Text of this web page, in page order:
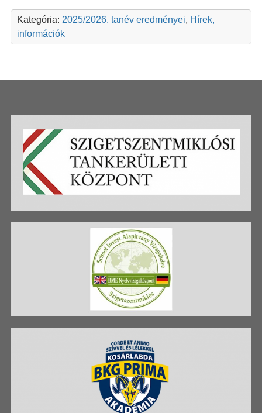
Kategória: 2025/2026. tanév eredményei, Hírek,
információk